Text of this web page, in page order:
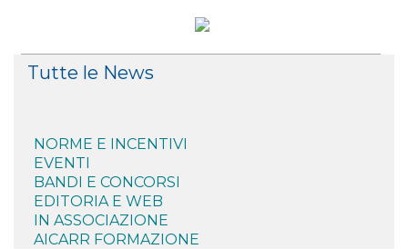
Tutte le News
NORME E INCENTIVI
EVENTI
BANDI E CONCORSI
EDITORIA E WEB
IN ASSOCIAZIONE
AICARR FORMAZIONE